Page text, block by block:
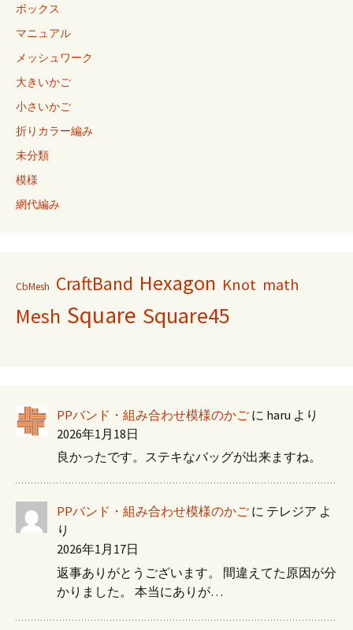
ボックス
マニュアル
メッシュワーク
大きいかご
小さいかご
折りカラー編み
未分類
模様
網代編み
CbMesh CraftBand Hexagon Knot math
Mesh Square Square45
PPバンド・組み合わせ模様のかご に haru より
2026年1月18日
良かったです。ステキなバッグが出来ますね。
PPバンド・組み合わせ模様のかご に テレジア よ
り
2026年1月17日
返事ありがとうございます。 間違えてた原因が分
かりました。 本当にありが…